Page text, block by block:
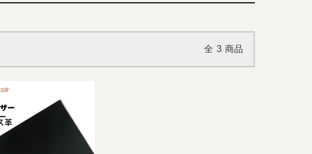
全 3 商品